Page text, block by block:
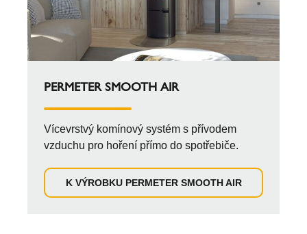
PERMETER SMOOTH AIR
Vícevrstvý komínový systém s přívodem
vzduchu pro hoření přímo do spotřebiče.
K VÝROBKU PERMETER SMOOTH AIR